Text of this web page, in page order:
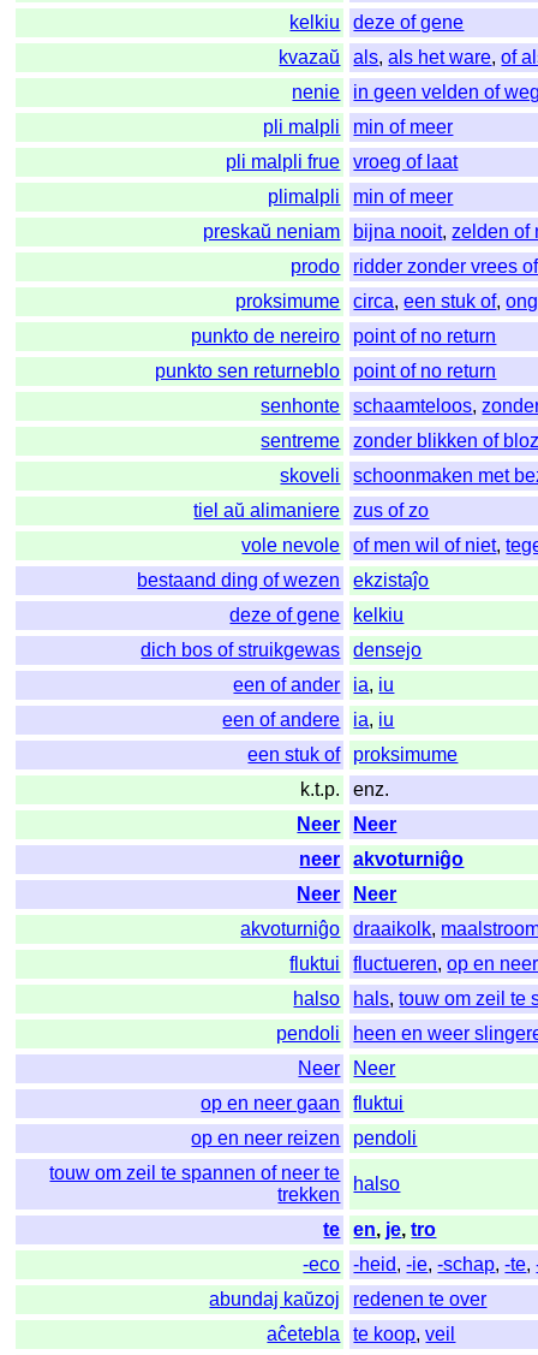
kelkiu
deze of gene
kvazaŭ
als,als het ware,of
nenie
in geen velden of
pli malpli
min of meer
pli malpli frue
vroeg of laat
plimalpli
min of meer
preskaŭ neniam
bijna nooit,zelden of
prodo
ridder zonder vrees
proksimume
circa,een stuk of,
punkto de nereiro
point of no return
punkto sen returneblo
point of no return
senhonte
schaamteloos,
sentreme
zonder blikken of
skoveli
schoonmaken met
tiel aŭ alimaniere
zus of zo
vole nevole
of men wil of niet,
bestaand ding of wezen
ekzistaĵo
deze of gene
kelkiu
dich bos of struikgewas
densejo
een of ander
ia, iu
een of andere
ia, iu
een stuk of
proksimume
k.t.p.
enz.
Neer
Neer
neer
akvoturniĝo
Neer
Neer
akvoturniĝo
draaikolk,
fluktui
fluctueren,op en
halso
hals,touw om zeil te
pendoli
heen en weer
Neer
Neer
op en neer gaan
fluktui
op en neer reizen
pendoli
touw om zeil te spannen of neer te
trekken
halso
te en, je,tro
-eco
-heid,-ie,-schap,-te,
abundaj kaŭzoj
redenen te over
aĉetebla
te koop,veil